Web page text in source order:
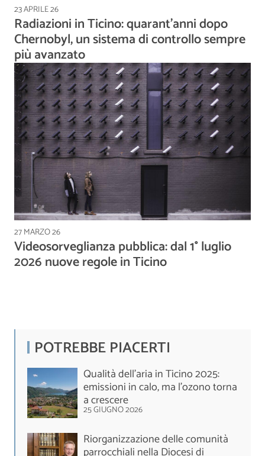
23 APRILE 26
Radiazioni in Ticino: quarant’anni dopo
Chernobyl, un sistema di controllo sempre
più avanzato
27 MARZO 26
Videosorveglianza pubblica: dal 1° luglio
2026 nuove regole in Ticino
POTREBBE PIACERTI
Qualità dell’aria in Ticino 2025:
emissioni in calo, ma l’ozono torna
a crescere
25 GIUGNO 2026
Riorganizzazione delle comunità